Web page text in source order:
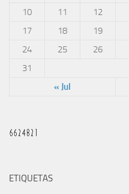
« Jul
10
11 12
17
18 19
24
25 26
31
ETIQUETAS